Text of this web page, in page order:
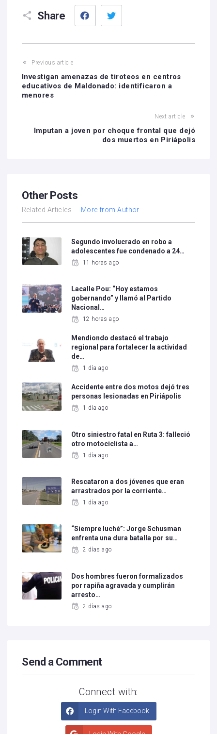
Share
Facebook
Previous article
Investigan amenazas de tiroteos en centros
educativos de Maldonado: identificaron a
menores
Next article
Imputan a joven por choque frontal que dejó
dos muertos en Piriápolis
Other Posts
Related Articles More from Author
Segundo involucrado en robo a
adolescentes fue condenado a 24…
11 horas ago
Lacalle Pou: “Hoy estamos
gobernando” y llamó al Partido
Nacional…
12 horas ago
Mendiondo destacó el trabajo
regional para fortalecer la actividad
de…
1 día ago
Accidente entre dos motos dejó tres
personas lesionadas en Piriápolis
1 día ago
Otro siniestro fatal en Ruta 3: falleció
otro motociclista a…
1 día ago
Rescataron a dos jóvenes que eran
arrastrados por la corriente…
1 día ago
“Siempre luché”: Jorge Schusman
enfrenta una dura batalla por su…
2 días ago
Dos hombres fueron formalizados
por rapiña agravada y cumplirán
arresto…
2 días ago
Send a Comment
Connect with:
Login With Facebook